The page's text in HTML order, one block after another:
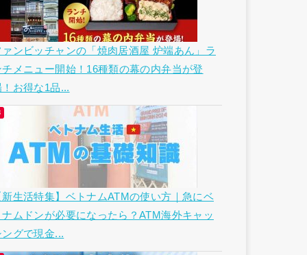
ァンビッチャンの「焼肉居酒屋 炉端あん」ラ
チメニュー開始！16種類の幕の内弁当が登
！お得な1品...
新生活特集】ベトナムATMの使い方｜急にベ
ナムドンが必要になったら？ATM海外キャッ
ングで現金...